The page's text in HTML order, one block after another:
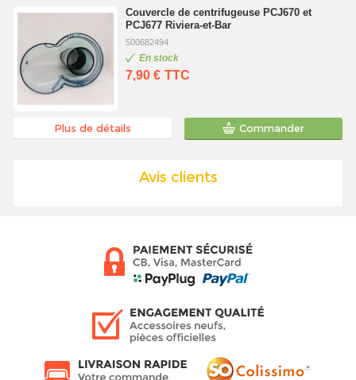
Couvercle de centrifugeuse PCJ670 et
PCJ677 Riviera-et-Bar
500682494
En stock
7,90 € TTC
Plus de détails Commander
Avis clients